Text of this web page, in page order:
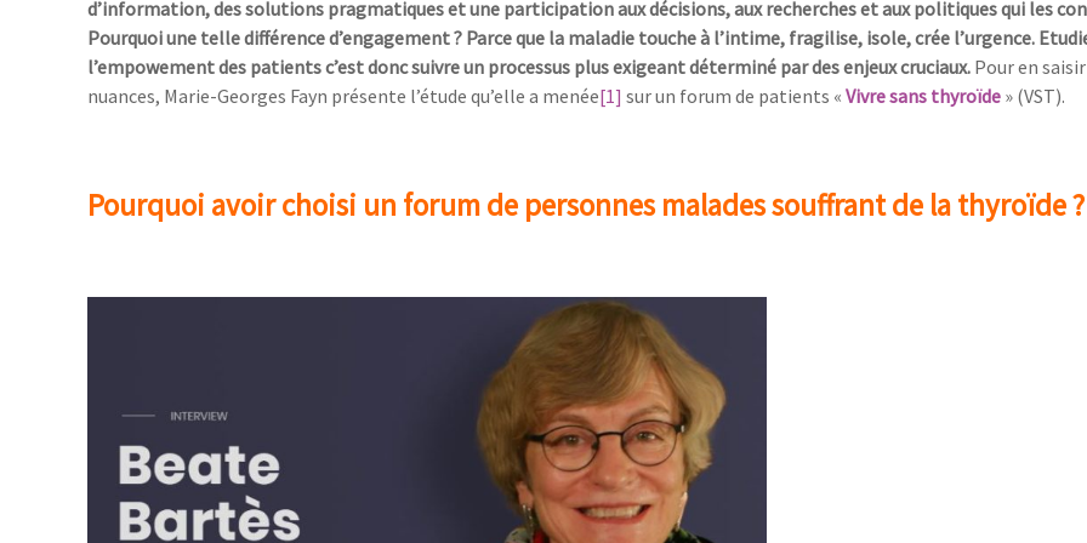
d’information, des solutions pragmatiques et une participation aux décisions, aux recherches et aux politiques qui les
Pourquoi une telle différence d’engagement ? Parce que la maladie touche à l’intime, fragilise, isole, crée l’urgence.
l’empowement des patients c’est donc suivre un processus plus exigeant déterminé par des enjeux cruciaux. Pour en
nuances, Marie-Georges Fayn présente l’étude qu’elle a menée[1] sur un forum de patients « Vivre sans thyroïde » (VST).
Pourquoi avoir choisi un forum de personnes malades souffrant de la thyroïde ?